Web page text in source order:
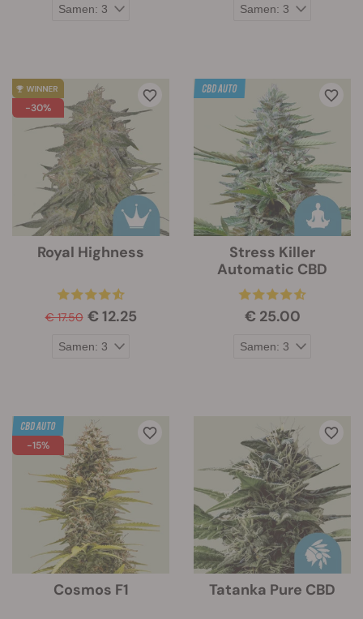
-30%
Royal Highness
€ 17.50 € 12.25
Stress Killer
Automatic CBD
€ 25.00
-15%
Cosmos F1 Tatanka Pure CBD